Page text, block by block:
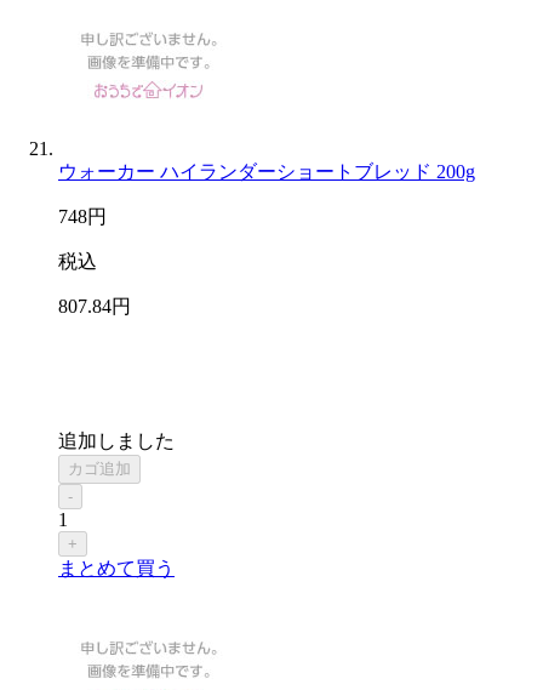
ウォーカー ハイランダーショートブレッド 200g
748円
税込
807.84円
追加しました
カゴ追加
-
1
+
まとめて買う